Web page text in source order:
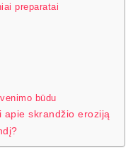
preparatai
būdu
apie skrandžio eroziją